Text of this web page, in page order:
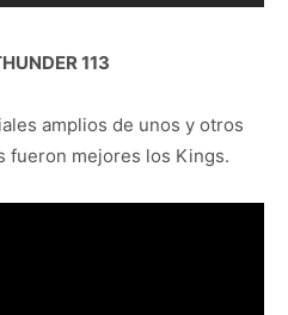
113
amplios de unos y otros
fueron mejores los Kings.